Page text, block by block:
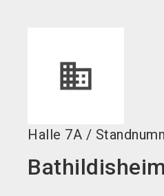
Halle 7A /